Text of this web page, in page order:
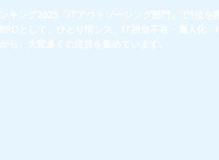
キング2025「ITアウトソーシング部門」で1位を
として、​ひとり情シス、IT担当不在・属人化
、大変多くの注目を集めています。